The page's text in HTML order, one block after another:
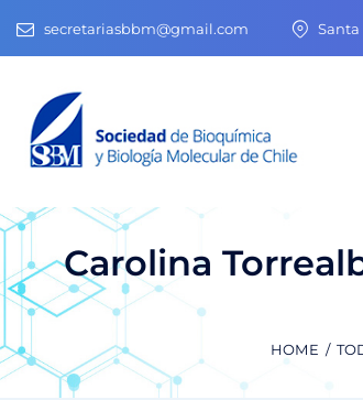
secretariasbbm@gmail.com Santa
Carolina
HOME